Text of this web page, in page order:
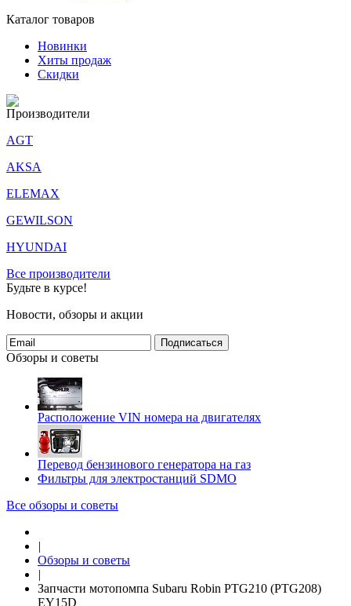
Каталог товаров
Новинки
Хиты продаж
Скидки
Производители
AGT
AKSA
ELEMAX
GEWILSON
HYUNDAI
Все производители
Будьте в курсе!
Новости, обзоры и акции
Подписаться
Обзоры и советы
Расположение VIN номера на двигателях
Перевод бензинового генератора на газ
Фильтры для электростанций SDMO
Все обзоры и советы
|
Обзоры и советы
|
Запчасти мотопомпа Subaru Robin PTG210 (PTG208)
EY15D